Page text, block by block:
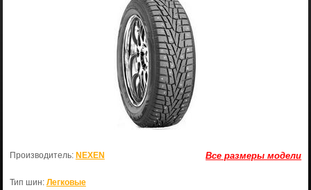
Все размеры модели
Производитель: NEXEN
Тип шин: Легковые